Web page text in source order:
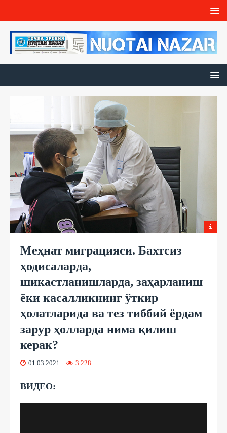
Меҳнат миграцияси. Бахтсиз
ҳодисаларда,
шикастланишларда, заҳарланиш
ёки касалликнинг ўткир
ҳолатларида ва тез тиббий ёрдам
зарур ҳолларда нима қилиш
керак?
01.03.2021 3 228
ВИДЕО: